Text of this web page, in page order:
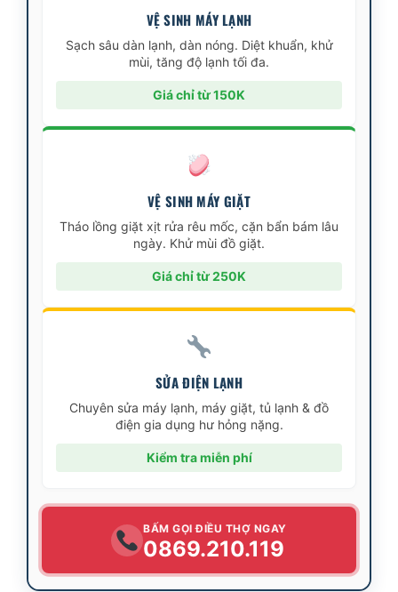
VỆ SINH MÁY LẠNH
Sạch sâu dàn lạnh, dàn nóng. Diệt khuẩn, khử
mùi, tăng độ lạnh tối đa.
Giá chỉ từ 150K
VỆ SINH MÁY GIẶT
Tháo lồng giặt xịt rửa rêu mốc, cặn bẩn bám lâu
ngày. Khử mùi đồ giặt.
Giá chỉ từ 250K
SỬA ĐIỆN LẠNH
Chuyên sửa máy lạnh, máy giặt, tủ lạnh & đồ
điện gia dụng hư hỏng nặng.
Kiểm tra miễn phí
BẤM GỌI ĐIỀU THỢ NGAY
0869.210.119